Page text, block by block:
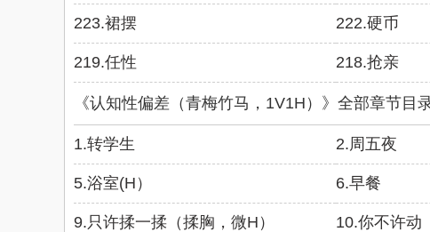
223.裙摆 222.硬币
219.任性 218.抢亲
《认知性偏差（青梅竹马，1V1H）》全部章节目
1.转学生 2.周五夜
5.浴室(H） 6.早餐
9.只许揉一揉（揉胸，微H） 10.你不许动